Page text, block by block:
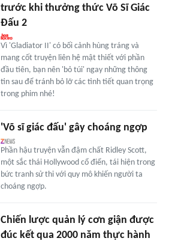
trước khi thưởng thức Võ Sĩ Giác
Đấu 2
Vì 'Gladiator II' có bối cảnh hùng tráng và
mang cốt truyện liên hệ mật thiết với phần
đầu tiên, bạn nên 'bỏ túi' ngay những thông
tin sau để tránh bỏ lỡ các tình tiết quan trọng
trong phim nhé!
'Võ sĩ giác đấu' gây choáng ngợp
Phần hậu truyện vẫn đậm chất Ridley Scott,
một sắc thái Hollywood cổ điển, tái hiện trong
bức tranh sử thi với quy mô khiến người ta
choáng ngợp.
Chiến lược quản lý cơn giận được
đúc kết qua 2000 năm thực hành